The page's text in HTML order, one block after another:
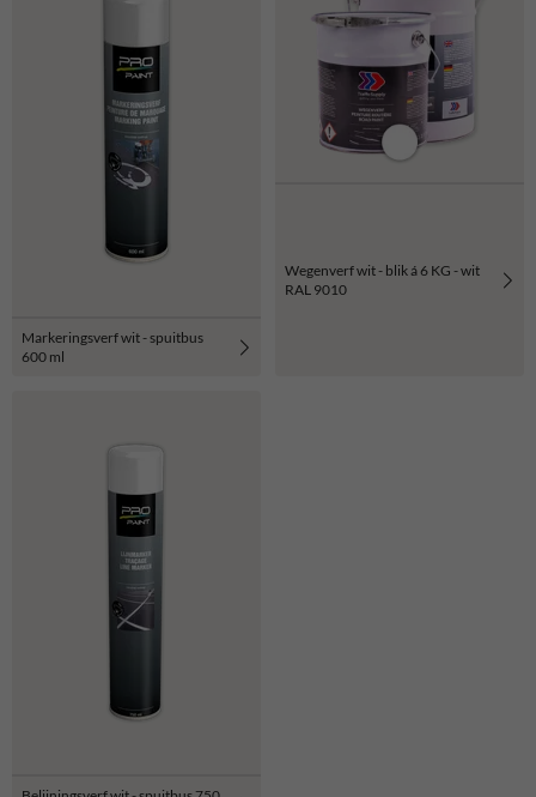
Markeringsverf wit - spuitbus
600 ml
Wegenverf wit - blik á 6 KG - wit
RAL 9010